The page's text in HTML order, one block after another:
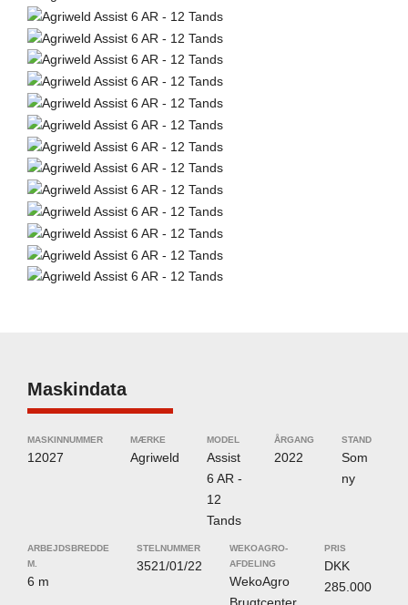
Maskindata
MASKINNUMMER
12027
MÆRKE
Agriweld
MODEL
Assist
6 AR -
12
Tands
ÅRGANG
2022
STAND
Som
ny
ARBEJDSBREDDE
M.
6 m
STELNUMMER
3521/01/22
WEKOAGRO-
AFDELING
WekoAgro
PRIS
DKK
285.000